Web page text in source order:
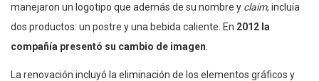
manejaron un logotipo que además de su nombre y claim, incluía
dos productos: un postre y una bebida caliente. En 2012 la
compañía presentó su cambio de imagen
La renovación incluyó la eliminación de los elementos gráficos y